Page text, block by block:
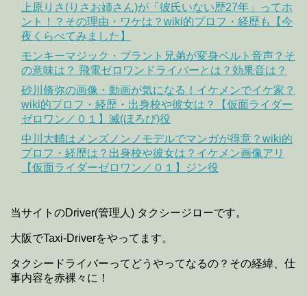
上原りさ(りさお姉さん)が「彼氏いない歴27年」ってホ
ント！？その理由・ワケは？wiki的プロフ・経歴も【今
夜くらべてみました】
モンキーマジック・プラント兄弟が変身ベルト音声？そ
の意味は？ 飛電ゼロワンドライバーとは？効果音は？
砂川脩弥の画像・動画が気になる！イケメンでイケ家？
wiki的プロフ・経歴・出身校や彼女は？【仮面ライダー
ゼロワン／０１】滅(ほろび)役
中川大輔はメンズノンノモデルでマンガが得意？wiki的
プロフ・経歴は？出身校や彼女は？イケメン画像アリ
【仮面ライダーゼロワン／０１】ジン役
当サイトのDriver(管理人) タクシージローです。
大阪でTaxi-Driverをやってます。
タクシードライバーってどうやってなるの？その経緯、仕
事内容を赤裸々に！